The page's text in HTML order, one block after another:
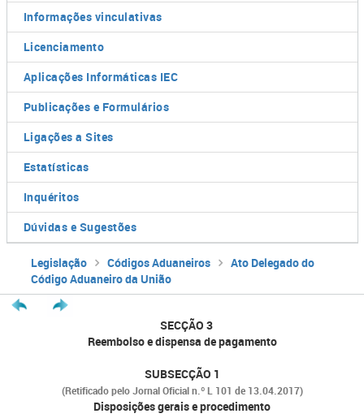
Informações vinculativas
Licenciamento
Aplicações Informáticas IEC
Publicações e Formulários
Ligações a Sites
Estatísticas
Inquéritos
Dúvidas e Sugestões
Legislação Códigos Aduaneiros
Ato Delegado do
Código Aduaneiro da União
SECÇÃO 3
Reembolso e dispensa de pagamento
SUBSECÇÃO 1
(Retificado pelo Jornal Oficial n.º L 101 de 13.04.2017)
Disposições gerais e procedimento